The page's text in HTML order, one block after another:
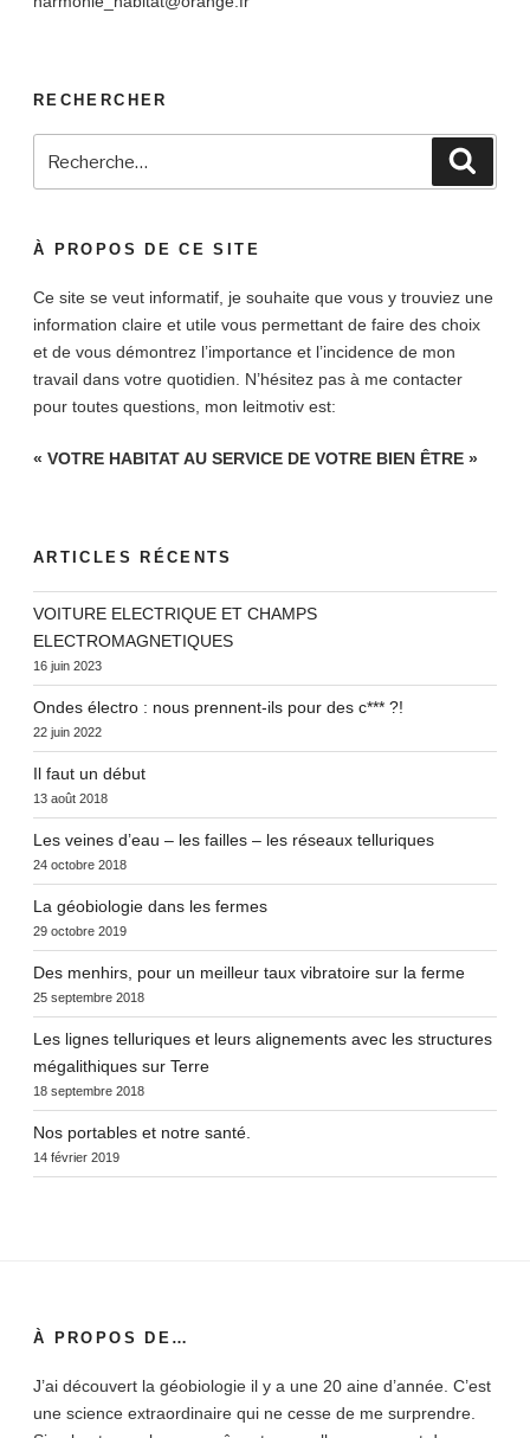
RECHERCHER
pour
À PROPOS DE CE SITE
Ce site se veut informatif, je souhaite que vous y trouviez une
information claire et utile vous permettant de faire des choix
et de vous démontrez l’importance et l’incidence de mon
travail dans votre quotidien. N’hésitez pas à me contacter
pour toutes questions, mon leitmotiv est:
« VOTRE HABITAT AU SERVICE DE VOTRE BIEN ÊTRE »
ARTICLES RÉCENTS
VOITURE ELECTRIQUE ET CHAMPS
ELECTROMAGNETIQUES
16 juin 2023
Ondes électro : nous prennent-ils pour des c*** ?!
22 juin 2022
Il faut un début
13 août 2018
Les veines d’eau – les failles – les réseaux telluriques
24 octobre 2018
La géobiologie dans les fermes
29 octobre 2019
Des menhirs, pour un meilleur taux vibratoire sur la ferme
25 septembre 2018
Les lignes telluriques et leurs alignements avec les structures
mégalithiques sur Terre
18 septembre 2018
Nos portables et notre santé.
14 février 2019
À PROPOS DE…
J’ai découvert la géobiologie il y a une 20 aine d’année. C’est
une science extraordinaire qui ne cesse de me surprendre.